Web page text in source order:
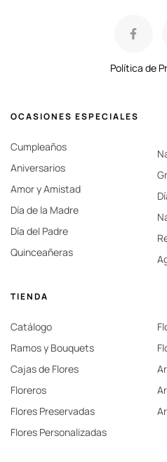
OCASIONES ESPECIALES
Cumpleaños
Aniversarios
Amor y Amistad
Día de la Madre
Día del Padre
Quinceañeras
Política de
TIENDA
Catálogo
Ramos y Bouquets
Cajas de Flores
Floreros
Flores Preservadas
Flores Personalizadas